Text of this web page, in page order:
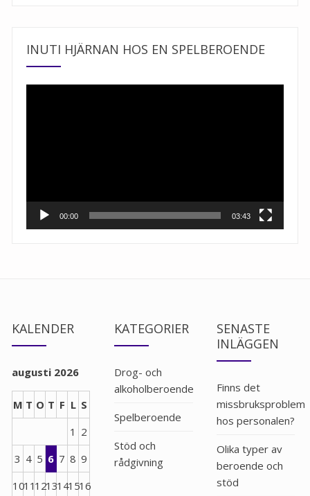
INUTI HJÄRNAN HOS EN SPELBEROENDE
00:00 03:43
KALENDER
augusti 2026
M T O T F L S
1 2
3 4 5 6 7 8 9
10111213141516
KATEGORIER
Drog- och
alkoholberoende
Spelberoende
Stöd och
rådgivning
SENASTE
INLÄGGEN
Finns det
missbruksproblem
hos personalen?
Olika typer av
beroende och
stöd